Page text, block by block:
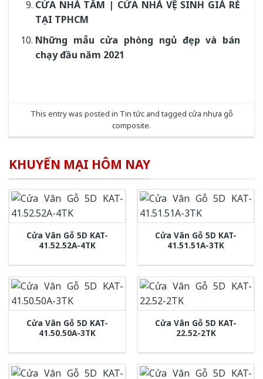
CỬA NHÀ TẮM | CỬA NHÀ VỆ SINH GIÁ RẺ
TẠI TPHCM
Những mẫu cửa phòng ngủ đẹp và bán
chạy đầu năm 2021
This entry was posted in Tin tứcand tagged cửa nhựa gỗ
composite.
KHUYẾN MẠI HÔM NAY
Cửa Vân Gỗ 5D KAT-
41.52.52A-4TK
Cửa Vân Gỗ 5D KAT-
41.51.51A-3TK
Cửa Vân Gỗ 5D KAT-
41.50.50A-3TK
Cửa Vân Gỗ 5D KAT-
22.52-2TK